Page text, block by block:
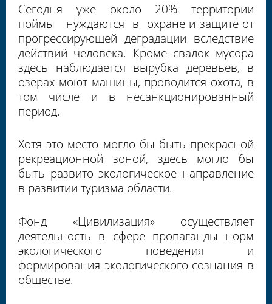
Сегодня уже около 20% территории
поймы нуждаются в охране и защите от
прогрессирующей деградации вследствие
действий человека. Кроме свалок мусора
здесь наблюдается вырубка деревьев, в
озерах моют машины, проводится охота, в
том числе и в несанкционированный
период.
Хотя это место могло бы быть прекрасной
рекреационной зоной, здесь могло бы
быть развито экологическое направление
в развитии туризма области.
Фонд «Цивилизация» осуществляет
деятельность в сфере пропаганды норм
экологического поведения и
формирования экологического сознания в
обществе.